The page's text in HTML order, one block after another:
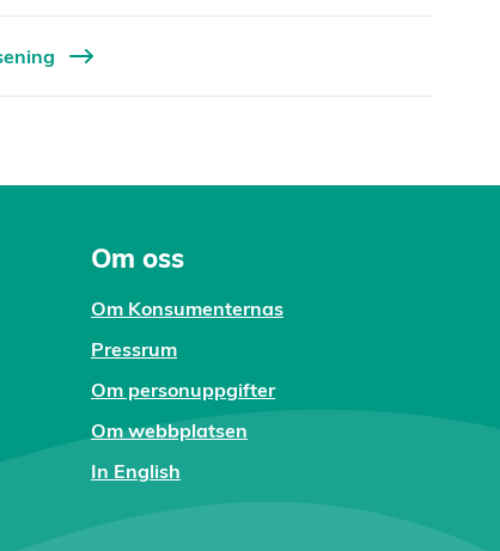
Om oss
Om Konsumenternas
Pressrum
Om personuppgifter
Om webbplatsen
In English